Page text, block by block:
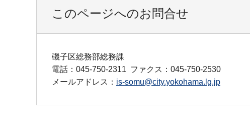
このページへのお問合せ
磯子区総務部総務課
電話：045-750-2311 ファクス：045-750-2530
メールアドレス： is-somu@city.yokohama.lg.jp